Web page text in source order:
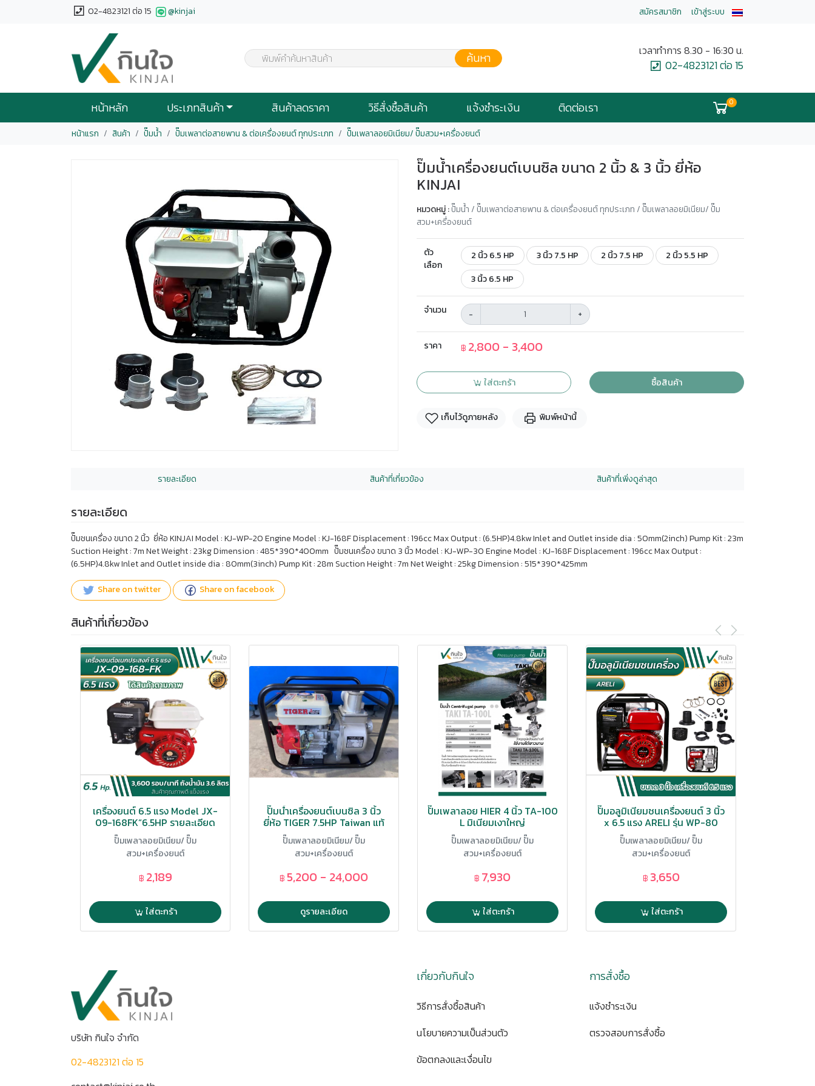
02-4823121 ต่อ 15 @kinjai สมัครสมาชิก เข้าสู่ระบบ
พิมพ์คำค้นหาสินค้า ค้นหา เวลาทำการ 8.30 - 16:30 น.
02-4823121 ต่อ 15
หน้าหลัก ประเภทสินค้า สินค้าลดราคา วิธีสั่งซื้อสินค้า แจ้งชำระเงิน ติดต่อเรา 0
หน้าแรก สินค้า ปั๊มน้ำ ปั๊มเพลาต่อสายพาน & ต่อเครื่องยนต์ ทุกประเภท ปั๊มเพลาลอยมิเนียม/ ปั๊มสวม+เครื่องยนต์
ปั๊มน้ำเครื่องยนต์เบนซิล ขนาด 2 นิ้ว & 3 นิ้ว ยี่ห้อ
KINJAI
หมวดหมู่ :ปั๊มน้ำ / ปั๊มเพลาต่อสายพาน & ต่อเครื่องยนต์ ทุกประเภท / ปั๊มเพลาลอยมิเนียม/ ปั๊ม
สวม+เครื่องยนต์
ตัว
เลือก
2 นิ้ว 6.5 HP 3 นิ้ว 7.5 HP 2 นิ้ว 7.5 HP
2 นิ้ว 5.5 HP
3 นิ้ว 6.5 HP
จำนวน - +
ราคา ฿ 2,800 - 3,400
ใส่ตะกร้า ซื้อสินค้า
เก็บไว้ดูภายหลัง พิมพ์หน้านี้
รายละเอียด สินค้าที่เกี่ยวข้อง สินค้าที่เพิ่งดูล่าสุด
รายละเอียด
ปั๊มชนเครื่อง ขนาด 2 นิ้ว ยี่ห้อ KINJAI Model : KJ-WP-20 Engine Model : KJ-168F Displacement : 196cc Max Output : (6.5HP)4.8kw Inlet and Outlet inside dia : 50mm(2inch) Pump Kit : 23m
Suction Height : 7m Net Weight : 23kg Dimension : 485*390*400mm ปั๊มชนเครื่อง ขนาด 3 นิ้ว Model : KJ-WP-30 Engine Model : KJ-168F Displacement : 196cc Max Output :
(6.5HP)4.8kw Inlet and Outlet inside dia : 80mm(3inch) Pump Kit : 28m Suction Height : 7m Net Weight : 25kg Dimension : 515*390*425mm
Share on twitter Share on facebook
สินค้าที่เกี่ยวข้อง
เครื่องยนต์ 6.5 แรง Model JX-
09-168FK“6.5HP รายละเอียด
ตามภาพ
ปั๊มเพลาลอยมิเนียม/ ปั๊ม
สวม+เครื่องยนต์
฿ 2,189
ใส่ตะกร้า
ปั๊มน้ำเครื่องยนต์เบนซิล 3 นิ้ว
ยี่ห้อ TIGER 7.5HP Taiwan แท้
ปั๊มเพลาลอยมิเนียม/ ปั๊ม
สวม+เครื่องยนต์
฿ 5,200 - 24,000
ดูรายละเอียด
ปั๊มเพลาลอย HIER 4 นิ้ว TA-100
L มิเนียมเงาใหญ่
ปั๊มเพลาลอยมิเนียม/ ปั๊ม
สวม+เครื่องยนต์
฿ 7,930
ใส่ตะกร้า
ปั๊มอลูมิเนียมชนเครื่องยนต์ 3 นิ้ว
x 6.5 แรง ARELI รุ่น WP-80
ปั๊มเพลาลอยมิเนียม/ ปั๊ม
สวม+เครื่องยนต์
฿ 3,650
ใส่ตะกร้า
บริษัท กินใจ จำกัด
02-4823121 ต่อ 15
เกี่ยวกับกินใจ
วิธีการสั่งซื้อสินค้า
นโยบายความเป็นส่วนตัว
ข้อตกลงและเงื่อนไข
การสั่งซื้อ
แจ้งชำระเงิน
ตรวจสอบการสั่งซื้อ